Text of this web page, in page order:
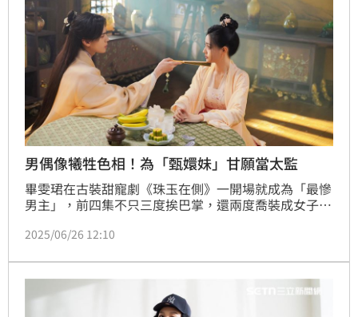
男偶像犧牲色相！為「甄嬛妹」甘願當太監
畢雯珺在古裝甜寵劇《珠玉在側》一開場就成為「最慘
男主」，前四集不只三度挨巴掌，還兩度喬裝成女子登
被打了沒！」
2025/06/26 12:10